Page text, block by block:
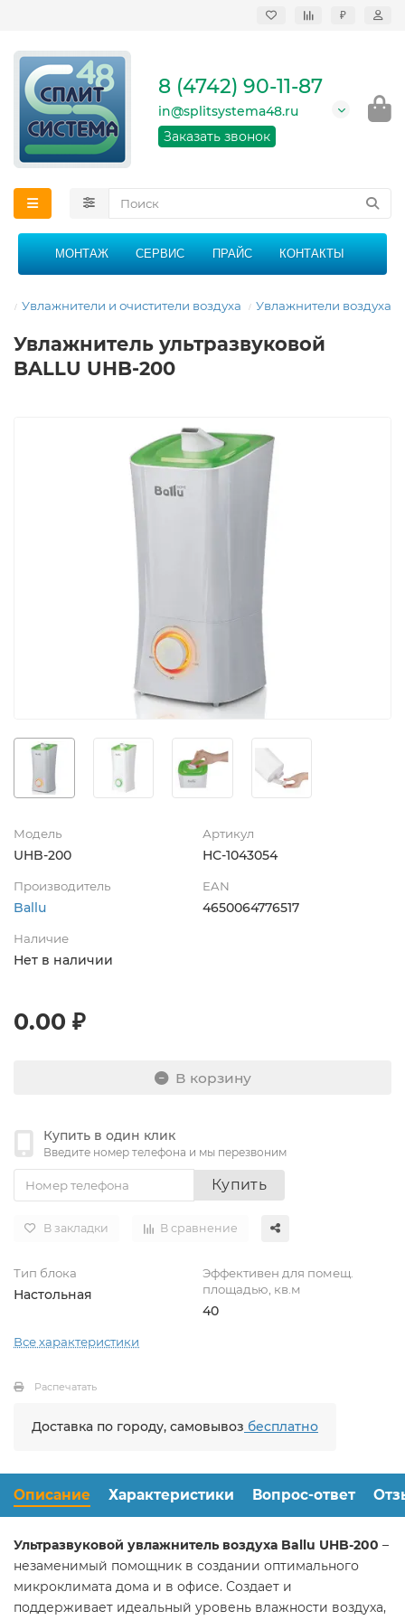
₽
кондиционеров в
области
График работы: 9:00 -
21:00 без перерыва и
8 (4742) 90-11-87
in@splitsystema48.ru
Заказать звонок
МОНТАЖ СЕРВИС ПРАЙС КОНТАКТЫ
Увлажнители и очистители воздуха Увлажнители воздуха
Увлажнитель ультразвуковой
BALLU UHB-200
Модель
UHB-200
Артикул
НС-1043054
Производитель
Ballu
EAN
4650064776517
Наличие
Нет в наличии
0.00 ₽
В корзину
Купить в один клик
Введите номер телефона и мы перезвоним
Купить
В закладки В сравнение
Тип блока
Настольная
Эффективен для помещ.
площадью, кв.м
40
Все характеристики
Распечатать
Доставка по городу, самовывоз бесплатно
Описание Характеристики Вопрос-ответ
Ультразвуковой увлажнитель воздуха Ballu UHB-200 –
незаменимый помощник в создании оптимального
микроклимата дома и в офисе. Создает и
поддерживает идеальный уровень влажности воздуха,